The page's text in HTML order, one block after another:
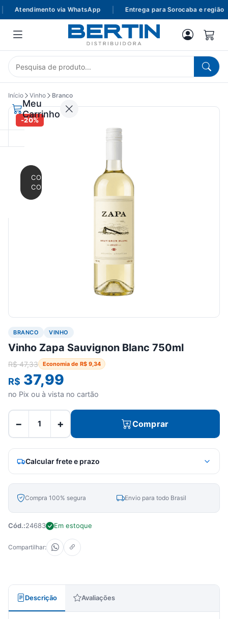
Atendimento via WhatsApp Entrega para Sorocaba e região
Meu
Carrinho
CONTINUAR
COMPRANDO
Início Vinho Branco
-20%
BRANCO VINHO
Vinho Zapa Sauvignon Blanc 750ml
R$47,33 Economia de R$ 9,34
R$ 37,99
no Pix ou à vista no cartão
− + Comprar
Calcular frete e prazo
Compra 100% segura Envio para todo Brasil
Cód.:24683 Em estoque
Compartilhar:
Descrição Avaliações